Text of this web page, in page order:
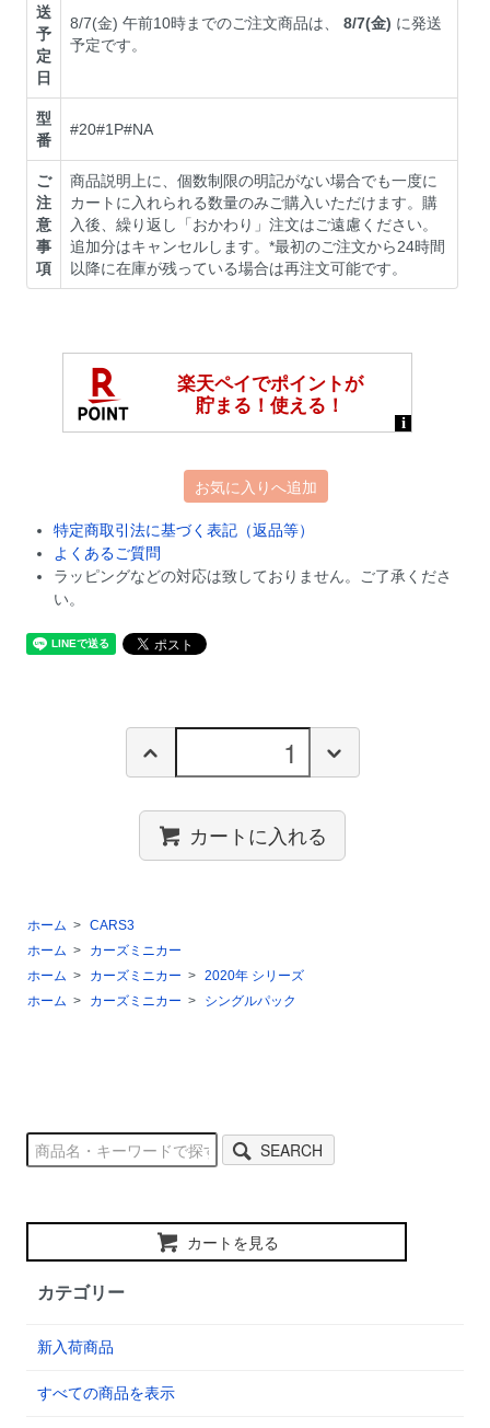
送
予
定
日
8/7(金) 午前10時までのご注文商品は、8/7(金) に発送
予定です。
型
番
#20#1P#NA
ご
注
意
事
項
商品説明上に、個数制限の明記がない場合でも一度に
カートに入れられる数量のみご購入いただけます。購
入後、繰り返し「おかわり」注文はご遠慮ください。
追加分はキャンセルします。*最初のご注文から24時間
以降に在庫が残っている場合は再注文可能です。
お気に入りへ追加
特定商取引法に基づく表記（返品等）
よくあるご質問
ラッピングなどの対応は致しておりません。ご了承くださ
い。
カートに入れる
ホーム > CARS3
ホーム >
カーズミニカー
ホーム > カーズミニカー > 2020年 シリーズ
ホーム > カーズミニカー > シングルパック
SEARCH
カートを見る
カテゴリー
新入荷商品
すべての商品を表示